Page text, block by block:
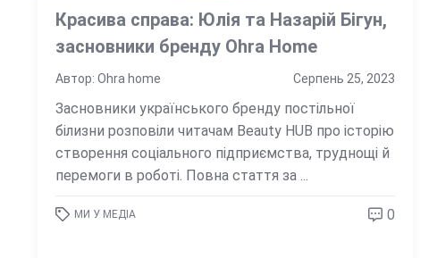
Красива справа: Юлія та Назарій Бігун,
засновники бренду Ohra Home
Автор: Ohra home Серпень 25, 2023
Засновники українського бренду постільної
білизни розповіли читачам Beauty HUB про історію
створення соціального підприємства, труднощі й
перемоги в роботі. Повна стаття за ...
МИ У МЕДІА 0